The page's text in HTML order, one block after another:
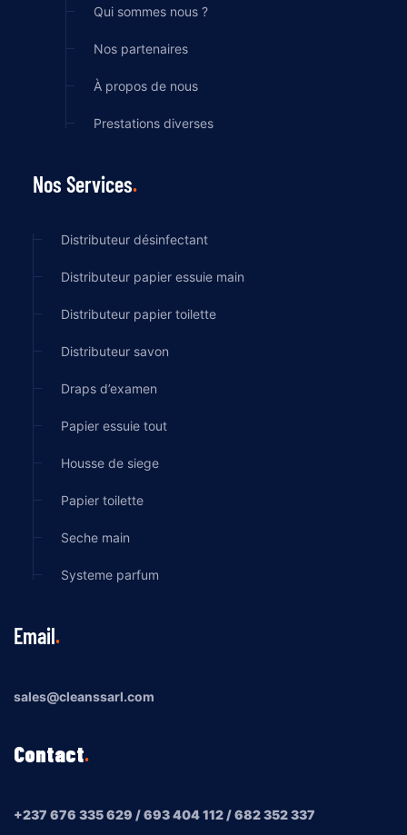
Qui sommes nous ?
Nos partenaires
À propos de nous
Prestations diverses
Nos Services
Distributeur désinfectant
Distributeur papier essuie main
Distributeur papier toilette
Distributeur savon
Draps d’examen
Papier essuie tout
Housse de siege
Papier toilette
Seche main
Systeme parfum
Email
sales@cleanssarl.com
Contact
+237 676 335 629 / 693 404 112 / 682 352 337